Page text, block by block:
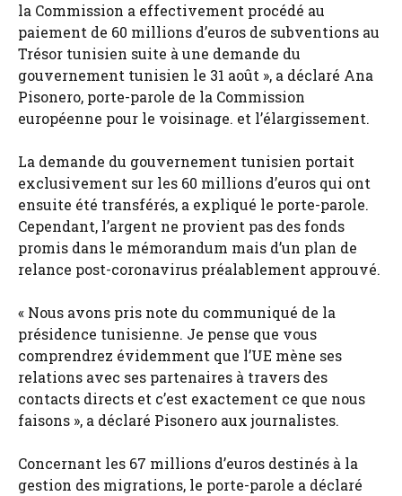
la Commission a effectivement procédé au
paiement de 60 millions d’euros de subventions au
Trésor tunisien suite à une demande du
gouvernement tunisien le 31 août », a déclaré Ana
Pisonero, porte-parole de la Commission
européenne pour le voisinage. et l’élargissement.
La demande du gouvernement tunisien portait
exclusivement sur les 60 millions d’euros qui ont
ensuite été transférés, a expliqué le porte-parole.
Cependant, l’argent ne provient pas des fonds
promis dans le mémorandum mais d’un plan de
relance post-coronavirus préalablement approuvé.
« Nous avons pris note du communiqué de la
présidence tunisienne. Je pense que vous
comprendrez évidemment que l’UE mène ses
relations avec ses partenaires à travers des
contacts directs et c’est exactement ce que nous
faisons », a déclaré Pisonero aux journalistes.
Concernant les 67 millions d’euros destinés à la
gestion des migrations, le porte-parole a déclaré